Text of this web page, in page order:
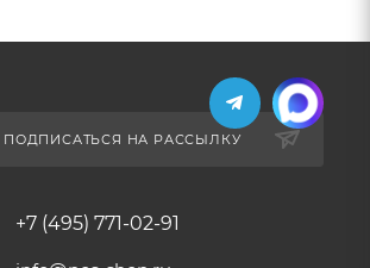
ПОДПИСАТЬСЯ НА РАССЫЛКУ
+7 (495) 771-02-91